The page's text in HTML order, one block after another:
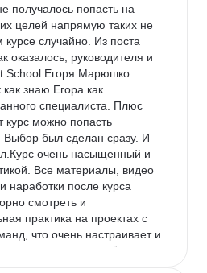
получалось попасть на
целей напрямую таких не
курсе случайно. Из поста
оказалось, руководителя и
School Егоря Марюшко.
знаю Егора как
специалиста. Плюс
курс можно попасть
Выбор был сделан сразу. И
очень насыщенный и
Все материалы, видео
наработки после курса
смотреть и
практика на проектах с
что очень настраивает и
хорошо и понятно всё